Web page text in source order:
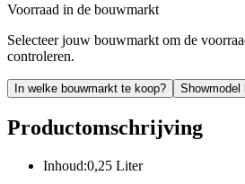
Voorraad in de bouwmarkt
Selecteer jouw bouwmarkt om de
controleren.
In welke bouwmarkt te koop? Showmodel
Productomschrijving
Inhoud:0,25 Liter